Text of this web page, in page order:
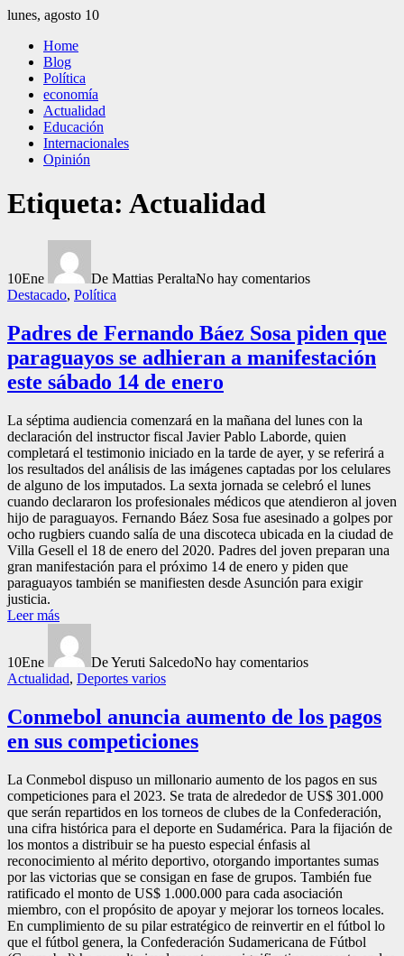
Saltar
contenido
lunes, agosto 10
El Independiente
El independiente Libre y Transparente
Home
Blog
Política
economía
Actualidad
Educación
Internacionales
Opinión
Etiqueta: Actualidad
10Ene De Mattias PeraltaNo hay comentarios
Destacado, Política
Padres de Fernando Báez Sosa piden que
paraguayos se adhieran a manifestación
este sábado 14 de enero
La séptima audiencia comenzará en la mañana del lunes con la
declaración del instructor fiscal Javier Pablo Laborde, quien
completará el testimonio iniciado en la tarde de ayer, y se referirá a
los resultados del análisis de las imágenes captadas por los celulares
de alguno de los imputados. La sexta jornada se celebró el lunes
cuando declararon los profesionales médicos que atendieron al joven
hijo de paraguayos. Fernando Báez Sosa fue asesinado a golpes por
ocho rugbiers cuando salía de una discoteca ubicada en la ciudad de
Villa Gesell el 18 de enero del 2020. Padres del joven preparan una
gran manifestación para el próximo 14 de enero y piden que
paraguayos también se manifiesten desde Asunción para exigir
justicia.
Leer más
10Ene De Yeruti SalcedoNo hay comentarios
Actualidad, Deportes varios
Conmebol anuncia aumento de los pagos
en sus competiciones
La Conmebol dispuso un millonario aumento de los pagos en sus
competiciones para el 2023. Se trata de alrededor de US$ 301.000
que serán repartidos en los torneos de clubes de la Confederación,
una cifra histórica para el deporte en Sudamérica. Para la fijación de
los montos a distribuir se ha puesto especial énfasis al
reconocimiento al mérito deportivo, otorgando importantes sumas
por las victorias que se consigan en fase de grupos. También fue
ratificado el monto de US$ 1.000.000 para cada asociación
miembro, con el propósito de apoyar y mejorar los torneos locales.
En cumplimiento de su pilar estratégico de reinvertir en el fútbol lo
que el fútbol genera, la Confederación Sudamericana de Fútbol